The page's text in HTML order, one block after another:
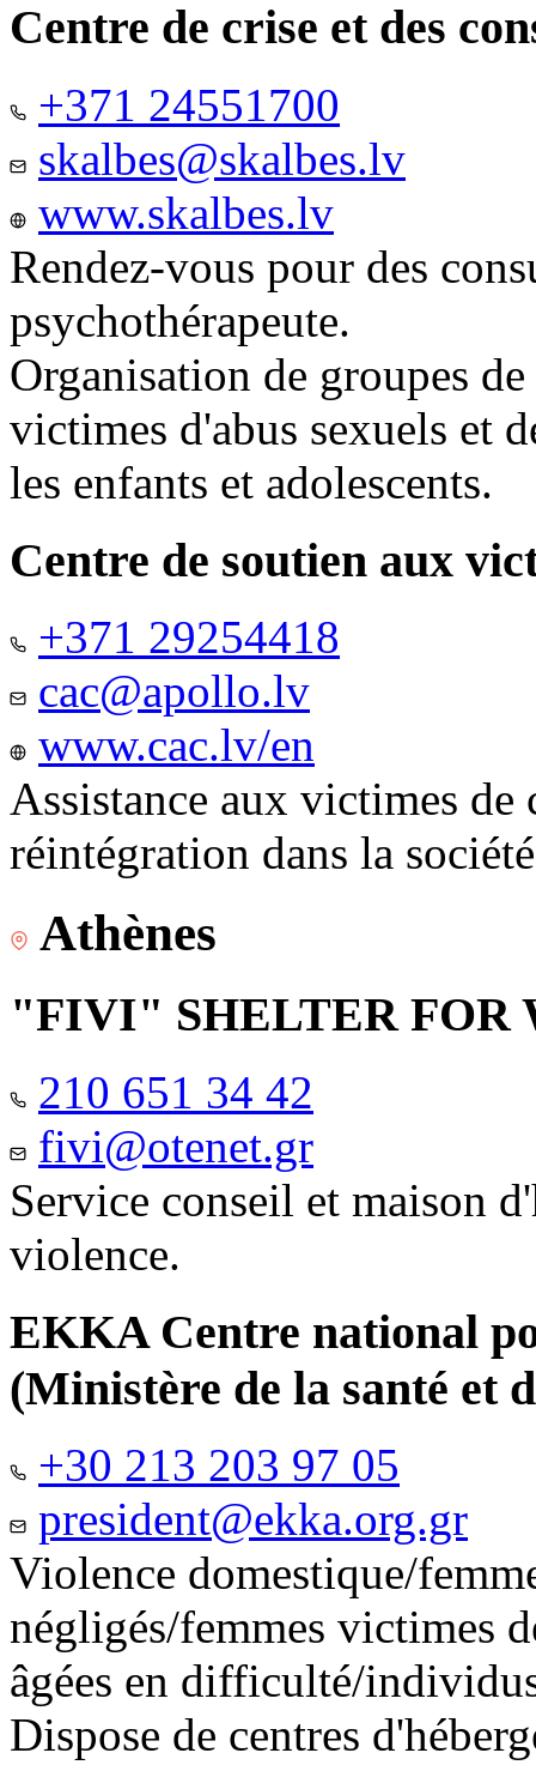
Centre de crise et des
+371 24551700
skalbes@skalbes.lv
www.skalbes.lv
Rendez-vous pour des
psychothérapeute.
Organisation de groupes
victimes d'abus sexuels et
les enfants et adolescents.
Centre de soutien aux
+371 29254418
cac@apollo.lv
www.cac.lv/en
Assistance aux victimes
réintégration dans la
Athènes
"FIVI" SHELTER FOR
210 651 34 42
fivi@otenet.gr
Service conseil et maison
violence.
EKKA Centre national
(Ministère de la santé et
+30 213 203 97 05
president@ekka.org.gr
Violence domestique/
négligés/femmes victimes
âgées en difficulté/
Dispose de centres